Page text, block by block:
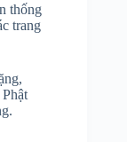
thống
trang